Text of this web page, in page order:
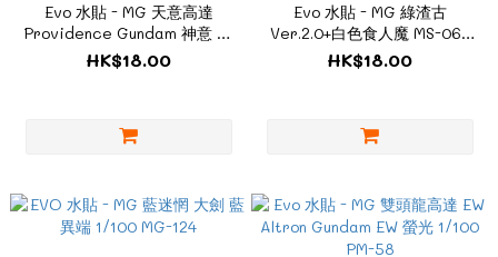
Evo 水貼 - MG 天意高達
Providence Gundam 神意 天
帝 螢光 1/100 MG-194
HK$18.00
Evo 水貼 - MG 綠渣古
Ver.2.0+白色食人魔 MS-06J
螢光 1/100 MG-97W
HK$18.00